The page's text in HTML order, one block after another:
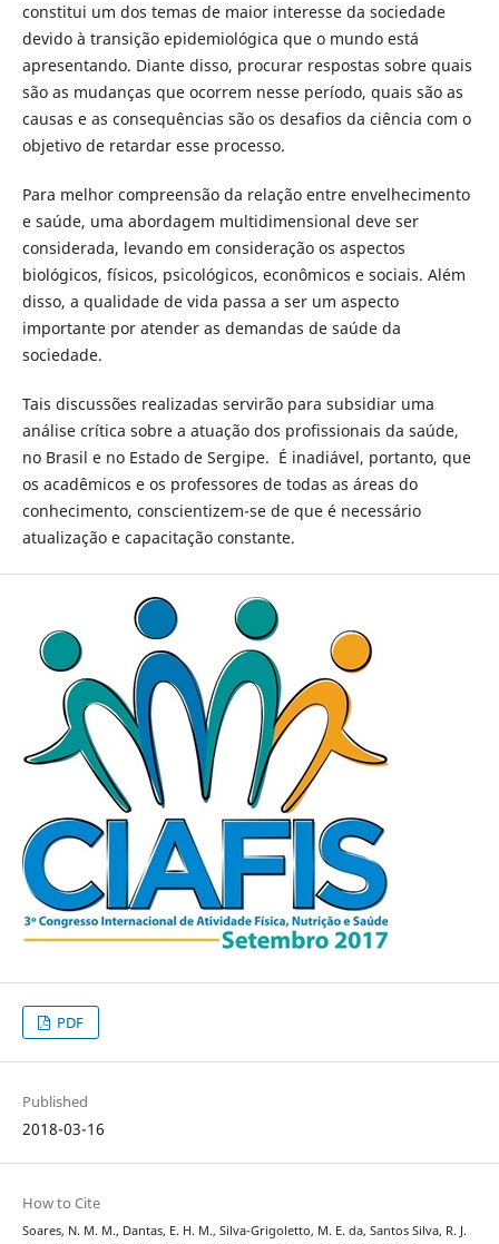
constitui um dos temas de maior interesse da sociedade
devido à transição epidemiológica que o mundo está
apresentando. Diante disso, procurar respostas sobre quais
são as mudanças que ocorrem nesse período, quais são as
causas e as consequências são os desafios da ciência com o
objetivo de retardar esse processo.
Para melhor compreensão da relação entre envelhecimento
e saúde, uma abordagem multidimensional deve ser
considerada, levando em consideração os aspectos
biológicos, físicos, psicológicos, econômicos e sociais. Além
disso, a qualidade de vida passa a ser um aspecto
importante por atender as demandas de saúde da
sociedade.
Tais discussões realizadas servirão para subsidiar uma
análise crítica sobre a atuação dos profissionais da saúde,
no Brasil e no Estado de Sergipe. É inadiável, portanto, que
os acadêmicos e os professores de todas as áreas do
conhecimento, conscientizem-se de que é necessário
atualização e capacitação constante.
PDF
Published
2018-03-16
How to Cite
Soares, N. M. M., Dantas, E. H. M., Silva-Grigoletto, M. E. da, Santos Silva, R. J.